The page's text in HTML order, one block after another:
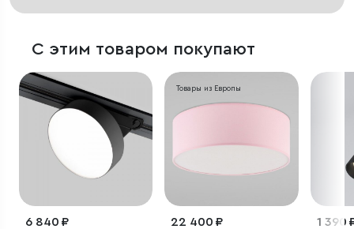
С этим товаром покупают
6 840 ₽
Товары из Европы
22 400 ₽ 1 390